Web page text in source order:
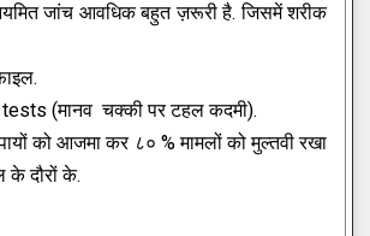
जांच आवधिक बहुत ज़रूरी है. जिसमें शरीक
(मानव चक्की पर टहल कदमी).
को आजमा कर ८० % मामलों को मुल्तवी रखा
के दौरों के.